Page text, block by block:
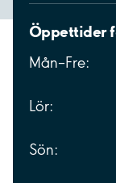
Öppettider
Mån–Fre:
Lör:
Sön: